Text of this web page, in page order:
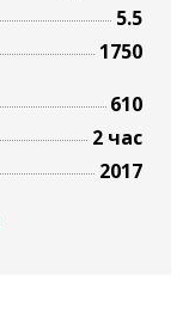
5.5
1750
610
2 час
2017